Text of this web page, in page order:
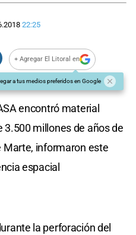
22:25
+ Agregar El Litoral en
a tus medios preferidos en Google
encontró material
millones de años de
Marte, informaron este
espacial
la perforación del